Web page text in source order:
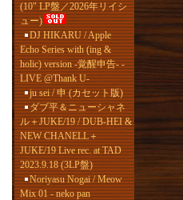
(10" LP盤／2026年リイシ
ュー)
DJ HIKARU / Apple
Echo Series with (ing &
holic) version -覚醒申告- -
LIVE @Thank U-
ju sei / 申 (カセット版)
ダブ平＆ニューシャネ
ル＋JUKE/19 / DUB-HEI &
NEW CHANELL＋
JUKE/19 Live rec. at TAD
2023.9.18 (3LP盤)
Noriyasu Nogai / Meow
Mix 01 - neko pan